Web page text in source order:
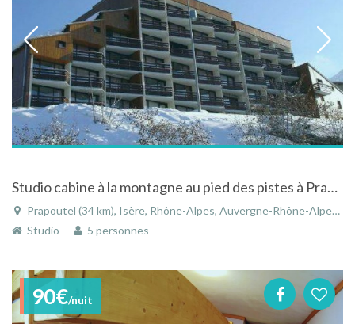
Studio cabine à la montagne au pied des pistes à Prapoutel en Rhône-Alpes
Prapoutel (34 km), Isère, Rhône-Alpes, Auvergne-Rhône-Alpes, France
Studio
5 personnes
90€/nuit